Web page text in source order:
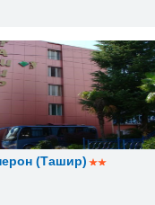
(Ташир)